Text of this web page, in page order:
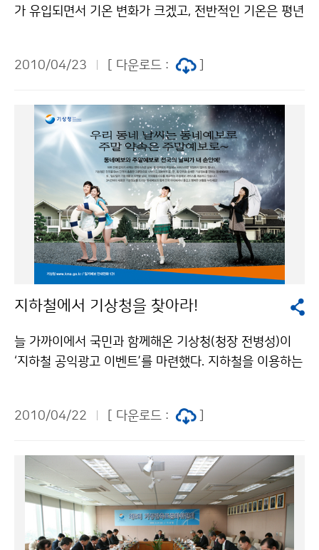
가 유입되면서 기온 변화가 크겠고, 전반적인 기온은 평년
이 많겠다. 기온과 강수량은 평년과 비슷하겠으며, 남쪽
이동성고기압의 영향을 주로 받다가 점차 북태평양고기
압의 영향권에 들겠다. 남서기류가 유입되면서 일시적인
고온현상을 보일 때가 있겠으나 전반적인 기온은 평년과
비슷하겠다. 전반적인 강수량은 평년과 비슷하겠으나, 남
쪽 기압골의 활동이 활발해지면서 지역에 따라 많은 비가
오겠다. 7월에는 북태평양고기압의 영향으로 무더운 날이
많겠으며, 기온은 평년보다 높겠다. 강수량은 대체로 평년
과 비슷하겠으나, 기압골의 영향으로 많은 비가 내릴 때가
있겠다. 평 균 기 온 강 수 량 5월 평년(12~19℃)과 비슷
3℃)과 비슷하겠음 평년(106~279㎜)과 비슷하겠음 7월
하겠음 한편, 지난 3개월(2010.2.1～4.20) 동안 전국의
평균기온은 5.5℃, 평균 최저기온은 0.8℃로 평년보다 각
보다 0.6℃ 낮았다. 일 최저기온이 0℃ 미만인 날은 33.7
7일로 평년보다 9.4일 많았다. 일조시간은 382.2시간으
로 평년보다 적었다(평년대비 75%) 황사일수는 5.6일로
평년보다 2.4일 많았다. 문의: 기후예측과 김정선 2181-
0473
2010/04/23 [ 다운로드 :
지하철에서 기상청을 찾아라!
늘 가까이에서 국민과 함께해온 기상청(청장 전병성)이
‘지하철 공익광고 이벤트’를 마련했다. 지하철을 이용하는
여할 수 있다. 조금만 발품을 팔면 된다. 지하철 객실 안에
단한 인적사항을 적어 이메일로 보내면 된다. 광고사진만
찍어 응모할 수도 있지만, 응모양식에 따라 소감 한마디를
적고, 사진을 배경으로 애교 있는 포즈를 취한다면 당첨
확률은 더욱 높아질 것이다. 공익광고의 유형은 세 가지이
며, 이 가운데 1개 이상을 배경으로 사진을 찍으면 된다.
2010/04/22 [ 다운로드 :